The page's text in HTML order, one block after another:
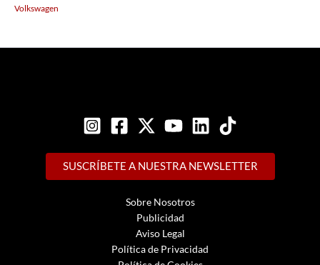
Volkswagen
SUSCRÍBETE A NUESTRA NEWSLETTER
Sobre Nosotros
Publicidad
Aviso Legal
Política de Privacidad